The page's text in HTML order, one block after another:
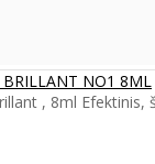
NO1 8ML
, 8ml Efektinis,